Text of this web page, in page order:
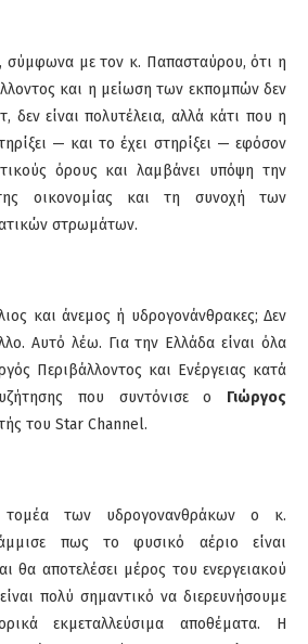
σύμφωνα με τον κ. Παπασταύρου, ότι η
και η μείωση των εκπομπών δεν
δεν είναι πολυτέλεια, αλλά κάτι που η
— και το έχει στηρίξει — εφόσον
όρους και λαμβάνει υπόψη την
της οικονομίας και τη συνοχή των
στρωμάτων.
και άνεμος ή υδρογονάνθρακες; Δεν
Αυτό λέω. Για την Ελλάδα είναι όλα
Περιβάλλοντος και Ενέργειας κατά
που συντόνισε ο Γιώργος
του Star Channel.
τομέα των υδρογονανθράκων ο κ.
πως το φυσικό αέριο είναι
θα αποτελέσει μέρος του ενεργειακού
πολύ σημαντικό να διερευνήσουμε
εκμεταλλεύσιμα αποθέματα. Η